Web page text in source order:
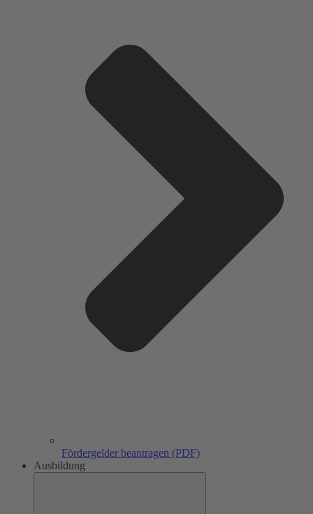
Fördergelder beantragen (PDF)
Ausbildung